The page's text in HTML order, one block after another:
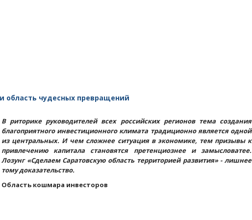
область чудесных превращений
В риторике руководителей всех российских регионов тема создания
благоприятного инвестиционного климата традиционно является одной
из центральных. И чем сложнее ситуация в экономике, тем призывы к
привлечению капитала становятся претенциознее и замысловатее.
Лозунг «Сделаем Саратовскую область территорией развития» - лишнее
тому доказательство.
Область кошмара инвесторов